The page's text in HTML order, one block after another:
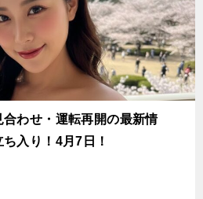
わせ・運転再開の最新情
入り！4月7日！